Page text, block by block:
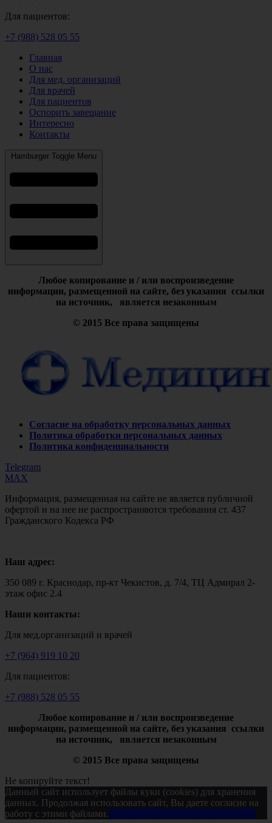
Для пациентов:
+7 (988) 528 05 55
Главная
О нас
Для мед. организаций
Для врачей
Для пациентов
Оспорить завещание
Интересно
Контакты
Hamburger Toggle Menu
Любое копирование и / или воспроизведение
информации, размещенной на сайте, без указания ссылки
на источник, является незаконным
© 2015 Все права защищены
Согласие на обработку персональных данных
Политика обработки персональных данных
Политика конфиденциальности
Telegram
MAX
Информация, размещенная на сайте не является публичной
офертой и на нее не распространяются требования ст. 437
Гражданского Кодекса РФ
Наш адрес:
350 089 г. Краснодар, пр-кт Чекистов, д. 7/4, ТЦ Адмирал 2-
этаж офис 2.4
Наши контакты:
Для мед.организаций и врачей
+7 (964) 919 10 20
Для пациентов:
+7 (988) 528 05 55
Любое копирование и / или воспроизведение
информации, размещенной на сайте, без указания ссылки
на источник, является незаконным
© 2015 Все права защищены
Не копируйте текст!
Данный сайт использует файлы куки (cookies) для хранения
данных. Продолжая использовать сайт, Вы даете согласие на
работу с этими файлами.